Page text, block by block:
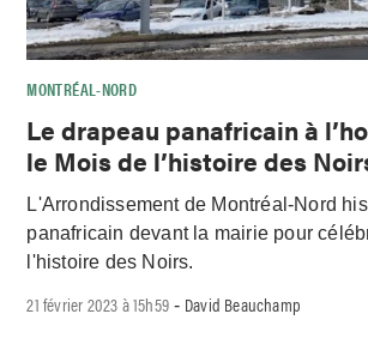
MONTRÉAL-NORD
Le drapeau panafricain à
le Mois de l’histoire des
L'Arrondissement de Montréal-Nord
panafricain devant la mairie pour
l'histoire des Noirs.
21 février 2023 à 15h59 - David Beauchamp